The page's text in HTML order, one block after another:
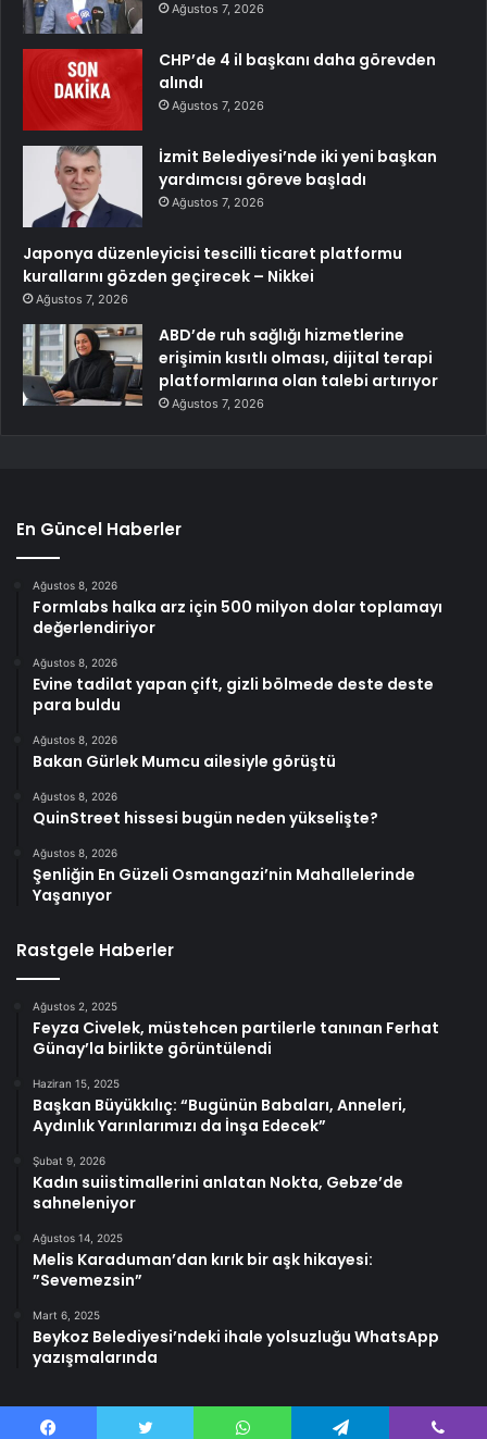
Ağustos 7, 2026
CHP’de 4 il başkanı daha görevden
alındı
Ağustos 7, 2026
İzmit Belediyesi’nde iki yeni başkan
yardımcısı göreve başladı
Ağustos 7, 2026
Japonya düzenleyicisi tescilli ticaret platformu
kurallarını gözden geçirecek – Nikkei
Ağustos 7, 2026
ABD’de ruh sağlığı hizmetlerine
erişimin kısıtlı olması, dijital terapi
platformlarına olan talebi artırıyor
Ağustos 7, 2026
En Güncel Haberler
Ağustos 8, 2026
Formlabs halka arz için 500 milyon dolar toplamayı
değerlendiriyor
Ağustos 8, 2026
Evine tadilat yapan çift, gizli bölmede deste deste
para buldu
Ağustos 8, 2026
Bakan Gürlek Mumcu ailesiyle görüştü
Ağustos 8, 2026
QuinStreet hissesi bugün neden yükselişte?
Ağustos 8, 2026
Şenliğin En Güzeli Osmangazi’nin Mahallelerinde
Yaşanıyor
Rastgele Haberler
Ağustos 2, 2025
Feyza Civelek, müstehcen partilerle tanınan Ferhat
Günay’la birlikte görüntülendi
Haziran 15, 2025
Başkan Büyükkılıç: “Bugünün Babaları, Anneleri,
Aydınlık Yarınlarımızı da İnşa Edecek”
Şubat 9, 2026
Kadın suiistimallerini anlatan Nokta, Gebze’de
sahneleniyor
Ağustos 14, 2025
Melis Karaduman’dan kırık bir aşk hikayesi:
”Sevemezsin”
Mart 6, 2025
Beykoz Belediyesi’ndeki ihale yolsuzluğu WhatsApp
yazışmalarında